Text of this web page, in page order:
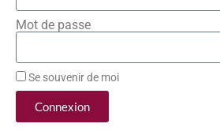
Mot de passe
Se souvenir de moi
Connexion